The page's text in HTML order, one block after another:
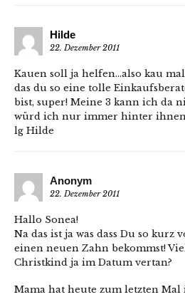
Hilde
22. Dezember 2011
Kauen soll ja helfen…also kau
das du so eine tolle
bist, super! Meine 3 kann ich da
würd ich nur immer hinter
lg Hilde
Anonym
22. Dezember 2011
Hallo Sonea!
Na das ist ja was dass Du so kurz
einen neuen Zahn bekommst!
Christkind ja im Datum vertan?
Mama hat heute zum letzten Mal